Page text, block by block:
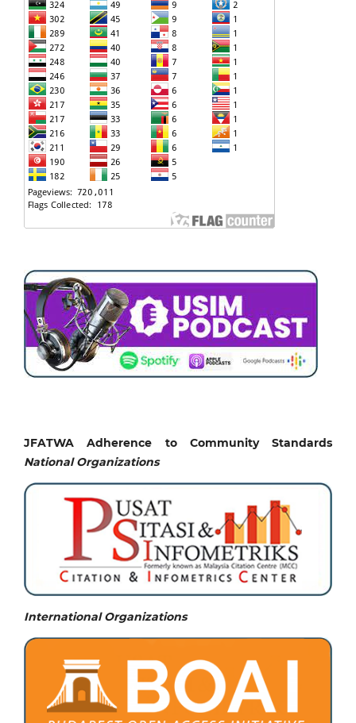
JFATWA Adherence to Community Standards
National Organizations
International Organizations